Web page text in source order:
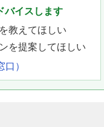
バイスします
教えてほしい
を提案してほしい
）